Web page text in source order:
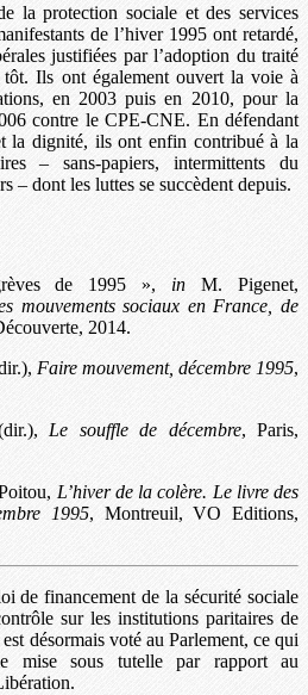
la protection sociale et des services
de l’hiver 1995 ont retardé,
justifiées par l’adoption du traité
Ils ont également ouvert la voie à
en 2003 puis en 2010, pour la
contre le CPE-CNE. En défendant
la dignité, ils ont enfin contribué à la
– sans-papiers, intermittents du
– dont les luttes se succèdent depuis.
de 1995 », in M. Pigenet,
mouvements sociaux en France, de
2014.
Faire mouvement, décembre 1995,
Le souffle de décembre, Paris,
L’hiver de la colère. Le livre des
1995, Montreuil, VO Editions,
de financement de la sécurité sociale
sur les institutions paritaires de
désormais voté au Parlement, ce qui
mise sous tutelle par rapport au